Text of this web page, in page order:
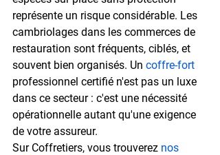
représente un risque considérable. Les
cambriolages dans les commerces de
restauration sont fréquents, ciblés, et
souvent bien organisés. Un coffre-fort
professionnel certifié n'est pas un luxe
dans ce secteur : c'est une nécessité
opérationnelle autant qu'une exigence
de votre assureur.
Sur Coffretiers, vous trouverez nos